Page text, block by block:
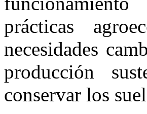
prácticas
necesidades
producción
conservar los